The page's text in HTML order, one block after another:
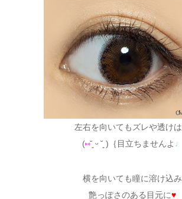
左右を向いてもズレや透け
(⑅˘͈ ᵕ ˘͈ )｛目立ちませんよ ♩
横を向いても瞳に溶け込み
艶っぽさのある目元に♥